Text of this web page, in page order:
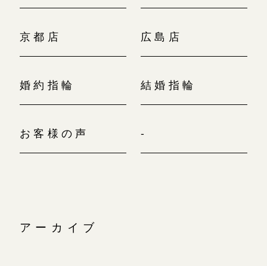
京都店 広島店
婚約指輪 結婚指輪
お客様の声 -
アーカイブ